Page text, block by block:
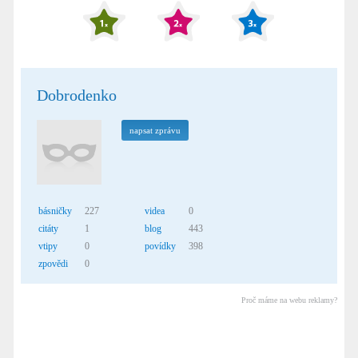
Dobrodenko
napsat zprávu
básničky
227
citáty
1
vtipy
0
zpovědi
0
videa
0
blog
443
povídky
398
Proč máme na webu reklamy?